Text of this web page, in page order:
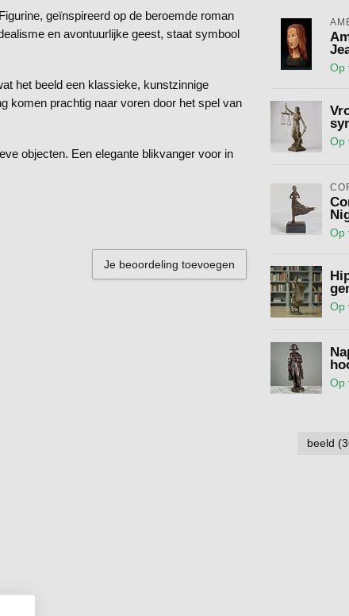
geïnspireerd op de beroemde roman
en avontuurlijke geest, staat symbool
het beeld een klassieke, kunstzinnige
komen prachtig naar voren door het spel van
objecten. Een elegante blikvanger voor in
Je beoordeling toevoegen
Op
Op
Op
Op
Op
beeld